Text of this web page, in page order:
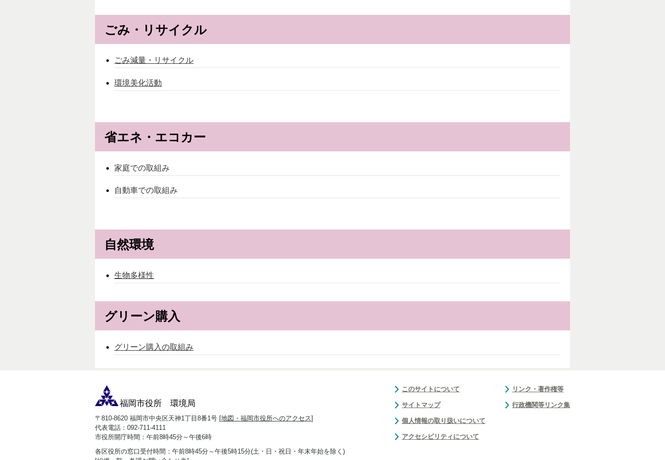
ごみ・リサイクル
ごみ減量・リサイクル
環境美化活動
省エネ・エコカー
家庭での取組み
自動車での取組み
自然環境
生物多様性
グリーン購入
グリーン購入の取組み
福岡市役所 環境局
〒810-8620 福岡市中央区天神1丁目8番1号 [地図・福岡市役所へのアクセス]
代表電話：092-711-4111
市役所開庁時間：午前8時45分～午後6時
各区役所の窓口受付時間：午前8時45分～午後5時15分(土・日・祝日・年末年始を除く)
このサイトについて
サイトマップ
個人情報の取り扱いについて
アクセシビリティについて
リンク・著作権等
行政機関等リンク集